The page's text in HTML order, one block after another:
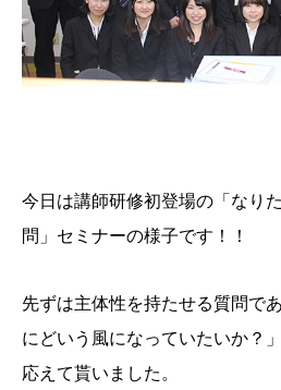
今日は講師研修初登場の「なり
問」セミナーの様子です！！
先ずは主体性を持たせる質問で
にどいう風になっていたいか？
応えて貰いました。